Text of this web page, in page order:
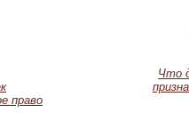
право
Что